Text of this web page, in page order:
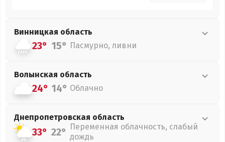
Винницкая область
23° 15° Пасмурно, ливни
Волынская область
24° 14° Облачно
Днепропетровская область
33° 22° Переменная облачность, слабый
дождь